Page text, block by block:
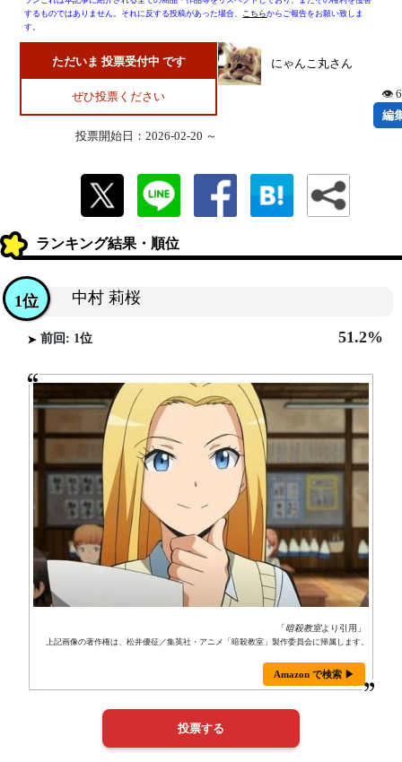
するものではありません。それに反する投稿があった場合、 こちらからご報告をお願い致しま
す。
ただいま 投票受付中 です
ぜひ投票ください
投票開始日：2026-02-20 ～
にゃんこ丸さん
👁
編
ランキング結果・順位
中村 莉桜
1位
前回: 1位 51.2%
「暗殺教室より引用」
上記画像の著作権は、松井優征／集英社・アニメ「暗殺教室」製作委員会に帰属します。
Amazon で検索 ▶